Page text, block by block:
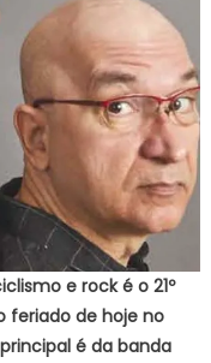
e rock é o 21º
feriado de hoje no
é da banda